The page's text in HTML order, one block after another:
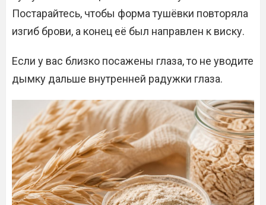
Постарайтесь, чтобы форма тушёвки повторяла
изгиб брови, а конец её был направлен к виску.
Если у вас близко посажены глаза, то не уводите
дымку дальше внутренней радужки глаза.